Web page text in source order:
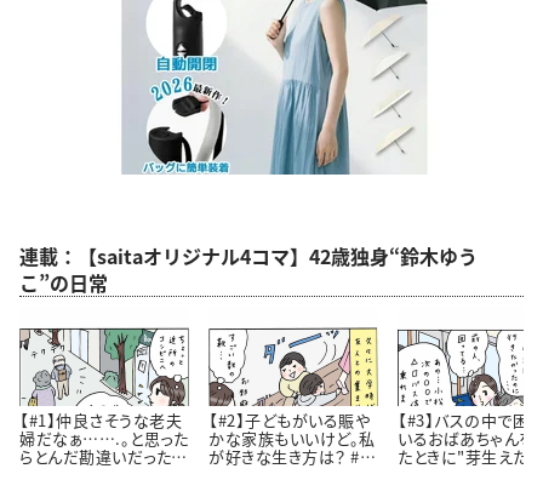
連載：【saitaオリジナル4コマ】42歳独身“鈴木ゆう
こ”の日常
【#1】仲良さそうな老夫
婦だなぁ…….。と思った
らとんだ勘違いだったお
【#2】子どもがいる賑や
かな家族もいいけど。私
が好きな生き方は？ #4
【#3】バスの中で困
いるおばあちゃんを
たときに"芽生えた